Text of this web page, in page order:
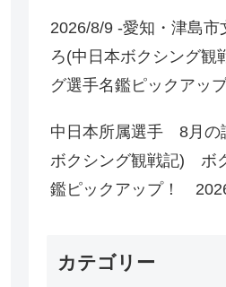
2026/8/9 -愛知・津島市
ろ(中日本ボクシング
グ選手名鑑ピックアップ
中日本所属選手 8月の
ボクシング観戦記) ボ
鑑ピックアップ！
カテゴリー